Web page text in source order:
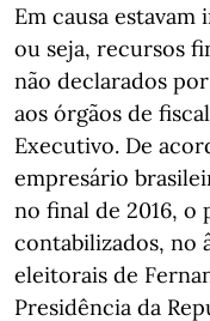
Em causa estavam
ou seja, recursos
não declarados
aos órgãos de
Executivo. De
empresário
no final de 2016, o
contabilizados, no
eleitorais de
Presidência da